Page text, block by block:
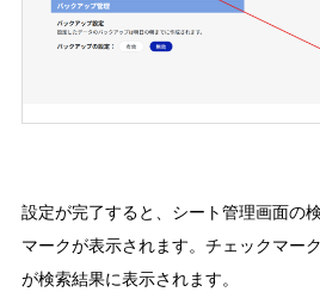
設定が完了すると、シート管理画面の
マークが表示されます。チェックマー
が検索結果に表示されます。